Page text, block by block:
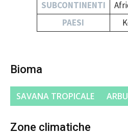
SUBCONTINENTI
PAESI
Bioma
SAVANA TROPICALE
Zone climatiche